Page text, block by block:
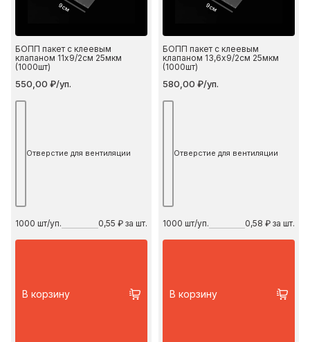
9 см
БОПП пакет с клеевым
клапаном 11х9/2см 25мкм
(1000шт)
550,00 ₽/уп.
Отверстие для вентиляции
1000 шт/уп. 0,55 ₽ за шт.
В корзину
9 см
БОПП пакет с клеевым
клапаном 13,6х9/2см 25мкм
(1000шт)
580,00 ₽/уп.
Отверстие для вентиляции
1000 шт/уп. 0,58 ₽ за шт.
В корзину